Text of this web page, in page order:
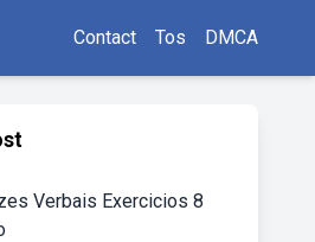
Contact Tos DMCA
Verbais Exercicios 8